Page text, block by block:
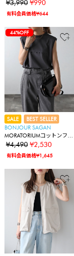
ルキャミ
¥3,990 ¥990
有料会員価格¥644
44%OFF
SALE
BEST SELLER
BONJOUR SAGAN
MORATORIUMコットンフレ
ンチスリーブT
¥4,490 ¥2,530
有料会員価格¥1,645